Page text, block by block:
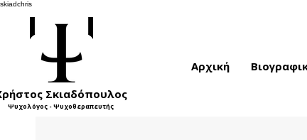
skiadchris
Αρχική
Σκιαδόπουλος
Ψυχολόγος - Ψυχοθεραπευτής